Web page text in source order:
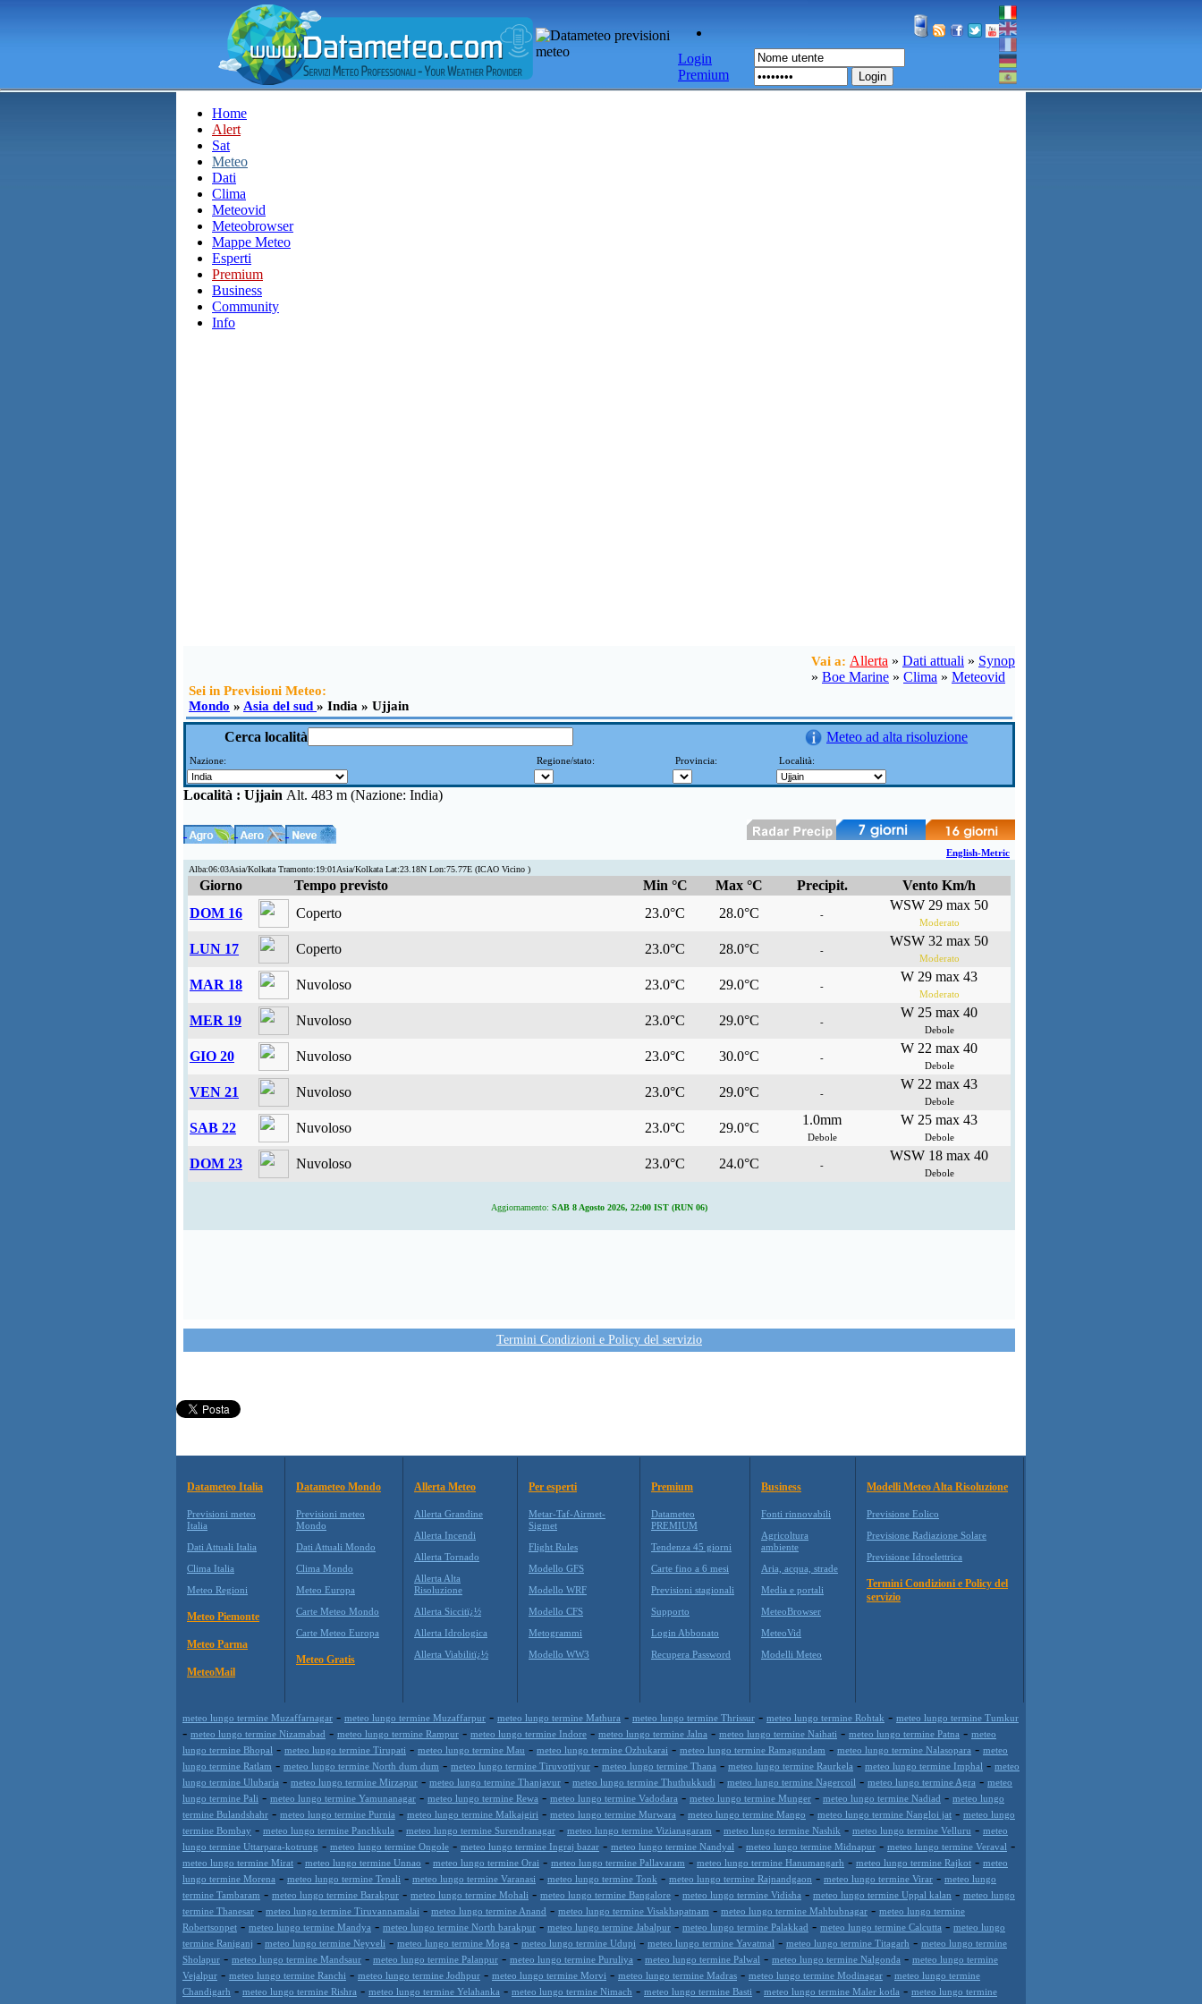
Login
Premium
Login
Home
Alert
Sat
Meteo
Dati
Clima
Meteovid
Meteobrowser
Mappe Meteo
Esperti
Premium
Business
Community
Info
Vai a: Allerta » Dati attuali » Synop
» Boe Marine » Clima » Meteovid
Sei in Previsioni Meteo:
Mondo » Asia del sud » India » Ujjain
Cerca località Meteo ad alta risoluzione
Nazione: Regione/stato: Provincia: Località:
Località : Ujjain Alt. 483 m (Nazione: India)
English-Metric
Alba:06:03Asia/Kolkata Tramonto:19:01Asia/Kolkata Lat:23.18N Lon:75.77E (ICAO Vicino )
Giorno Tempo previsto Min °C Max °C Precipit.
Vento Km/h
DOM 16
Coperto 23.0°C 28.0°C -
WSW 29 max 50
Moderato
LUN 17 Coperto 23.0°C 28.0°C -
WSW 32 max 50
Moderato
MAR 18 Nuvoloso 23.0°C 29.0°C -
W 29 max 43
Moderato
MER 19 Nuvoloso 23.0°C 29.0°C -
W 25 max 40
Debole
GIO 20 Nuvoloso 23.0°C 30.0°C -
W 22 max 40
Debole
VEN 21 Nuvoloso 23.0°C 29.0°C -
W 22 max 43
Debole
SAB 22 Nuvoloso 23.0°C 29.0°C
1.0mm
Debole
W 25 max 43
Debole
DOM 23 Nuvoloso 23.0°C 24.0°C -
WSW 18 max 40
Debole
Aggiornamento: SAB 8 Agosto 2026, 22:00 IST (RUN 06)
Termini Condizioni e Policy del servizio
Datameteo Italia
Previsioni meteo
Italia
Dati Attuali Italia
Clima Italia
Meteo Regioni
Meteo Piemonte
Meteo Parma
MeteoMail
Datameteo Mondo
Previsioni meteo
Mondo
Dati Attuali Mondo
Clima Mondo
Meteo Europa
Carte Meteo Mondo
Carte Meteo Europa
Meteo Gratis
Allerta Meteo
Allerta Grandine
Allerta Incendi
Allerta Tornado
Allerta Alta
Risoluzione
Allerta Siccitï¿½
Allerta Idrologica
Allerta Viabilitï¿½
Per esperti
Metar-Taf-Airmet-
Sigmet
Flight Rules
Modello GFS
Modello WRF
Modello CFS
Metogrammi
Modello WW3
Premium
Datameteo
PREMIUM
Tendenza 45 giorni
Carte fino a 6 mesi
Previsioni stagionali
Supporto
Login Abbonato
Recupera Password
Business
Fonti rinnovabili
Agricoltura
ambiente
Aria, acqua, strade
Media e portali
MeteoBrowser
MeteoVid
Modelli Meteo
Modelli Meteo Alta Risoluzione
Previsione Eolico
Previsione Radiazione Solare
Previsione Idroelettrica
Termini Condizioni e Policy del
servizio
meteo lungo termine Muzaffarnagar - meteo lungo termine Muzaffarpur - meteo lungo termine Mathura - meteo lungo termine Thrissur - meteo lungo termine Rohtak - meteo lungo termine Tumkur
- meteo lungo termine Nizamabad - meteo lungo termine Rampur - meteo lungo termine Indore - meteo lungo termine Jalna - meteo lungo termine Naihati - meteo lungo termine Patna - meteo
lungo termine Bhopal - meteo lungo termine Tirupati - meteo lungo termine Mau - meteo lungo termine Ozhukarai - meteo lungo termine Ramagundam - meteo lungo termine Nalasopara - meteo
lungo termine Ratlam - meteo lungo termine North dum dum - meteo lungo termine Tiruvottiyur - meteo lungo termine Thana - meteo lungo termine Raurkela - meteo lungo termine Imphal - meteo
lungo termine Ulubaria - meteo lungo termine Mirzapur - meteo lungo termine Thanjavur - meteo lungo termine Thuthukkudi - meteo lungo termine Nagercoil - meteo lungo termine Agra - meteo
lungo termine Pali - meteo lungo termine Yamunanagar - meteo lungo termine Rewa - meteo lungo termine Vadodara - meteo lungo termine Munger - meteo lungo termine Nadiad - meteo lungo
termine Bulandshahr - meteo lungo termine Purnia - meteo lungo termine Malkajgiri - meteo lungo termine Murwara - meteo lungo termine Mango - meteo lungo termine Nangloi jat - meteo lungo
termine Bombay - meteo lungo termine Panchkula - meteo lungo termine Surendranagar - meteo lungo termine Vizianagaram - meteo lungo termine Nashik - meteo lungo termine Velluru - meteo
lungo termine Uttarpara-kotrung - meteo lungo termine Ongole - meteo lungo termine Ingraj bazar - meteo lungo termine Nandyal - meteo lungo termine Midnapur - meteo lungo termine Veraval -
meteo lungo termine Mirat - meteo lungo termine Unnao - meteo lungo termine Orai - meteo lungo termine Pallavaram - meteo lungo termine Hanumangarh - meteo lungo termine Rajkot - meteo
lungo termine Morena - meteo lungo termine Tenali - meteo lungo termine Varanasi - meteo lungo termine Tonk - meteo lungo termine Rajnandgaon - meteo lungo termine Virar - meteo lungo
termine Tambaram - meteo lungo termine Barakpur - meteo lungo termine Mohali - meteo lungo termine Bangalore - meteo lungo termine Vidisha - meteo lungo termine Uppal kalan - meteo lungo
termine Thanesar - meteo lungo termine Tiruvannamalai - meteo lungo termine Anand - meteo lungo termine Visakhapatnam - meteo lungo termine Mahbubnagar - meteo lungo termine
Robertsonpet - meteo lungo termine Mandya - meteo lungo termine North barakpur - meteo lungo termine Jabalpur - meteo lungo termine Palakkad - meteo lungo termine Calcutta - meteo lungo
termine Raniganj - meteo lungo termine Neyveli - meteo lungo termine Moga - meteo lungo termine Udupi - meteo lungo termine Yavatmal - meteo lungo termine Titagarh - meteo lungo termine
Sholapur - meteo lungo termine Mandsaur - meteo lungo termine Palanpur - meteo lungo termine Puruliya - meteo lungo termine Palwal - meteo lungo termine Nalgonda - meteo lungo termine
Vejalpur - meteo lungo termine Ranchi - meteo lungo termine Jodhpur - meteo lungo termine Morvi - meteo lungo termine Madras - meteo lungo termine Modinagar - meteo lungo termine
Chandigarh - meteo lungo termine Rishra - meteo lungo termine Yelahanka - meteo lungo termine Nimach - meteo lungo termine Basti - meteo lungo termine Maler kotla - meteo lungo termine